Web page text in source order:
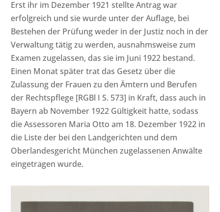
Erst ihr im Dezember 1921 stellte Antrag war
erfolgreich und sie wurde unter der Auflage, bei
Bestehen der Prüfung weder in der Justiz noch in der
Verwaltung tätig zu werden, ausnahmsweise zum
Examen zugelassen, das sie im Juni 1922 bestand.
Einen Monat später trat das Gesetz über die
Zulassung der Frauen zu den Ämtern und Berufen
der Rechtspflege [RGBl I S. 573] in Kraft, dass auch in
Bayern ab November 1922 Gültigkeit hatte, sodass
die Assessoren Maria Otto am 18. Dezember 1922 in
die Liste der bei den Landgerichten und dem
Oberlandesgericht München zugelassenen Anwälte
eingetragen wurde.